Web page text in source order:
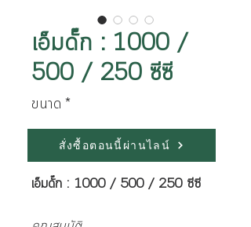
เอ็มดั๊ก : 1000 /
500 / 250 ซีซี
ขนาด *
เอ็มดั๊ก : 1000 / 500 / 250 ซีซี
สั่งซื้อตอนนี้ผ่านไลน์